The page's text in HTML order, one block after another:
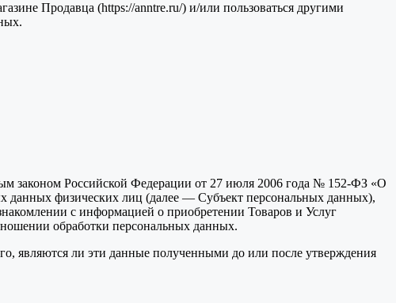
Продавца (https://anntre.ru/) и/или пользоваться другими
законом Российской Федерации от 27 июля 2006 года № 152-ФЗ «О
данных физических лиц (далее — Субъект персональных данных),
с информацией о приобретении Товаров и Услуг
обработки персональных данных.
являются ли эти данные полученными до или после утверждения